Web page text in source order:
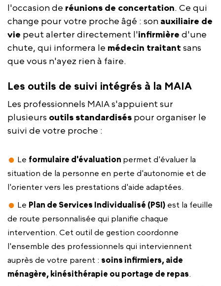
l'occasion de réunions de concertation. Ce qui
change pour votre proche âgé : son auxiliaire de
vie peut alerter directement l'infirmière d'une
chute, qui informera le médecin traitantsans
que vous n'ayez rien à faire.
Les outils de suivi intégrés à la MAIA
Les professionnels MAIA s'appuient sur
plusieurs outils standardisés pour organiser le
suivi de votre proche :
Le formulaire d'évaluation permet d'évaluer la
situation de la personne en perte d'autonomie et de
l'orienter vers les prestations d'aide adaptées.
Le Plan de Services Individualisé (PSI) est la feuille
de route personnalisée qui planifie chaque
intervention. Cet outil de gestion coordonne
l'ensemble des professionnels qui interviennent
auprès de votre parent : soins infirmiers, aide
ménagère, kinésithérapie ou portage de repas.